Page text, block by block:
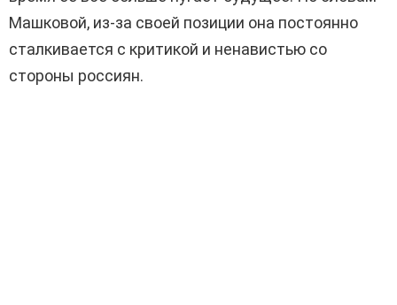
Машковой, из-за своей позиции она постоянно
сталкивается с критикой и ненавистью со
стороны россиян.